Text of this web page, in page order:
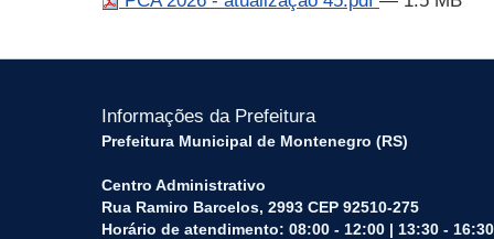
Informações da Prefeitura
Prefeitura Municipal de Montenegro (RS)
Centro Administrativo
Rua Ramiro Barcelos, 2993 CEP 92510-275
Horário de atendimento: 08:00 - 12:00 | 13:30 - 16:30